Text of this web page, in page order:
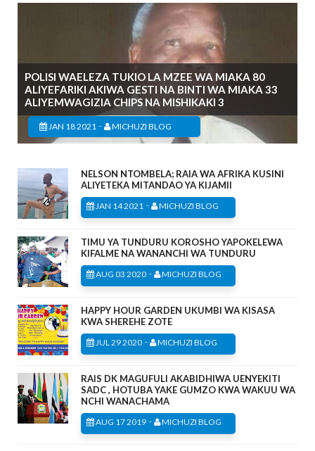
POLISI WAELEZA TUKIO LA MZEE WA MIAKA 80
ALIYEFARIKI AKIWA GESTI NA BINTI WA MIAKA 33
ALIYEMWAGIZIA CHIPS NA MISHIKAKI 3
JAN 18 2021 - MICHUZI BLOG
NELSON NTOMBELA; RAIA WA AFRIKA KUSINI
ALIYETEKA MITANDAO YA KIJAMII
JAN 14 2021 - MICHUZI BLOG
TIMU YA TUNDURU KOROSHO YAPOKELEWA
KIFALME NA WANANCHI WA TUNDURU
AUG 03 2020 - MICHUZI BLOG
HAPPY HOUR GARDEN UKUMBI WA KISASA
KWA SHEREHE ZOTE
JUL 29 2020 - MICHUZI BLOG
RAIS DK MAGUFULI AKABIDHIWA UENYEKITI
SADC , HOTUBA YAKE GUMZO KWA WAKUU WA
NCHI WANACHAMA
AUG 17 2019 - MICHUZI BLOG